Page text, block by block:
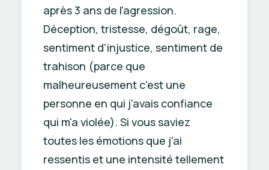
après 3 ans de l'agression.
Déception, tristesse, dégoût, rage,
sentiment d'injustice, sentiment de
trahison (parce que
malheureusement c'est une
personne en qui j'avais confiance
qui m'a violée). Si vous saviez
toutes les émotions que j'ai
ressentis et une intensité tellement